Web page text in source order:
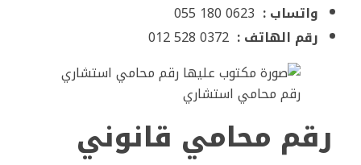
واتساب :
رقم الهاتف :
رقم محامي استشاري
رقم محامي قانوني